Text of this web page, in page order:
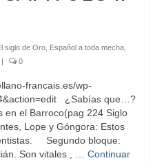
siglo de Oro Español a toda mecha
| 0
francais.es/wp-
¿Sabías que…?
en el Barroco(pag 224 Siglo
Lope y Góngora: Estos
Segundo bloque:
Son vitales , … Continuar